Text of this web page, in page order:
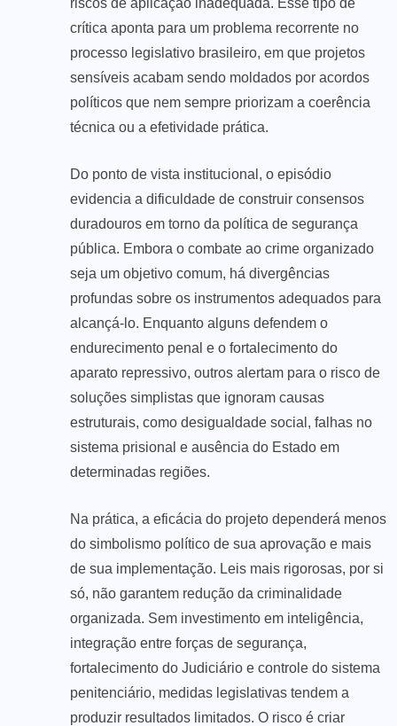
crítica aponta para um problema recorrente no
processo legislativo brasileiro, em que projetos
sensíveis acabam sendo moldados por acordos
políticos que nem sempre priorizam a coerência
técnica ou a efetividade prática.
Do ponto de vista institucional, o episódio
evidencia a dificuldade de construir consensos
duradouros em torno da política de segurança
pública. Embora o combate ao crime organizado
seja um objetivo comum, há divergências
profundas sobre os instrumentos adequados para
alcançá-lo. Enquanto alguns defendem o
endurecimento penal e o fortalecimento do
aparato repressivo, outros alertam para o risco de
soluções simplistas que ignoram causas
estruturais, como desigualdade social, falhas no
sistema prisional e ausência do Estado em
determinadas regiões.
Na prática, a eficácia do projeto dependerá menos
do simbolismo político de sua aprovação e mais
de sua implementação. Leis mais rigorosas, por si
só, não garantem redução da criminalidade
organizada. Sem investimento em inteligência,
integração entre forças de segurança,
fortalecimento do Judiciário e controle do sistema
penitenciário, medidas legislativas tendem a
produzir resultados limitados. O risco é criar